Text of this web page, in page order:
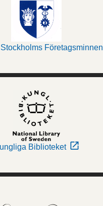
Företagsminnen
Biblioteket